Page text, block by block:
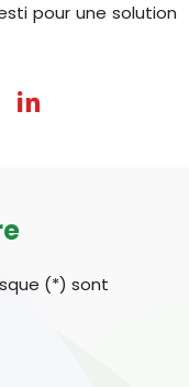
pour une solution
(*) sont